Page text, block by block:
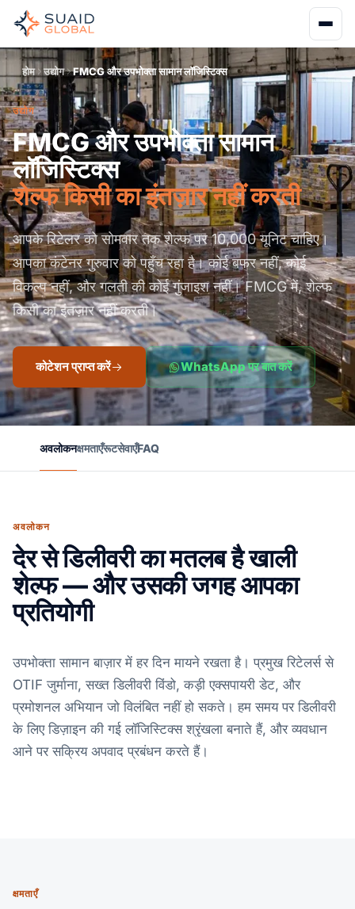
होम उद्योग FMCG और उपभोक्ता सामान लॉजिस्टिक्स
उद्योग
FMCG और उपभोक्ता सामान
लॉजिस्टिक्स
शेल्फ किसी का इंतज़ार नहीं करती
आपके रिटेलर को सोमवार तक शेल्फ पर 10,000 यूनिट चाहिए।
आपका कंटेनर गुरुवार को पहुँच रहा है। कोई बफर नहीं, कोई
विकल्प नहीं, और गलती की कोई गुंजाइश नहीं। FMCG में, शेल्फ
किसी का इंतज़ार नहीं करती।
कोटेशन प्राप्त करें WhatsApp पर बात करें
अवलोकनक्षमताएँरूटसेवाएँFAQ
अवलोकन
देर से डिलीवरी का मतलब है खाली
शेल्फ — और उसकी जगह आपका
प्रतियोगी
उपभोक्ता सामान बाज़ार में हर दिन मायने रखता है। प्रमुख रिटेलर्स से
OTIF जुर्माना, सख्त डिलीवरी विंडो, कड़ी एक्सपायरी डेट, और
प्रमोशनल अभियान जो विलंबित नहीं हो सकते। हम समय पर डिलीवरी
के लिए डिज़ाइन की गई लॉजिस्टिक्स श्रृंखला बनाते हैं, और व्यवधान
आने पर सक्रिय अपवाद प्रबंधन करते हैं।
क्षमताएँ